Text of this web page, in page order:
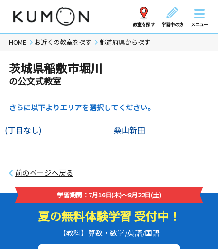
教室を探す 学習中の方 メニュー
HOME お近くの教室を探す 都道府県から探す
茨城県稲敷市堀川
の公文式教室
さらに以下よりエリアを選択してください。
(丁目なし) 桑山新田
前のページへ戻る
学習期間：7月16日(木)～8月22日(土)
夏の無料体験学習 受付中！
【教科】算数・数学/英語/国語